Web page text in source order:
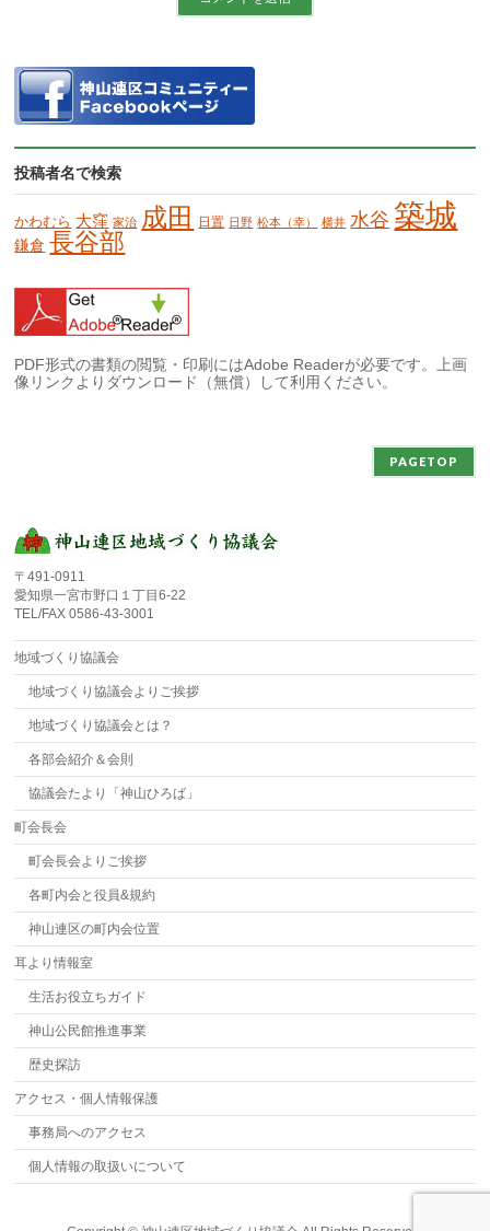
投稿者名で検索
かわむら 大窪 家治 成田 日置 日野 松本（幸） 横井 水谷 築城
鎌倉 長谷部
PDF形式の書類の閲覧・印刷にはAdobe Readerが必要です。上画
像リンクよりダウンロード（無償）して利用ください。
PAGETOP
〒491-0911
愛知県一宮市野口１丁目6-22
TEL/FAX 0586-43-3001
地域づくり協議会
地域づくり協議会よりご挨拶
地域づくり協議会とは？
各部会紹介＆会則
協議会たより「神山ひろば」
町会長会
町会長会よりご挨拶
各町内会と役員&規約
神山連区の町内会位置
耳より情報室
生活お役立ちガイド
神山公民館推進事業
歴史探訪
アクセス・個人情報保護
事務局へのアクセス
個人情報の取扱いについて